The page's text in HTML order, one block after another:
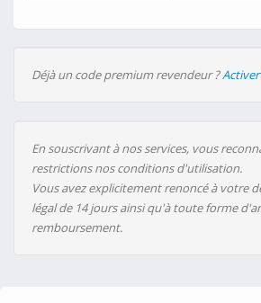
Déjà un code premium revendeur ?
En souscrivant à nos services, vous
restrictions nos conditions d'utilisation.
Vous avez explicitement renoncé à votre
légal de 14 jours ainsi qu'à toute forme
remboursement.